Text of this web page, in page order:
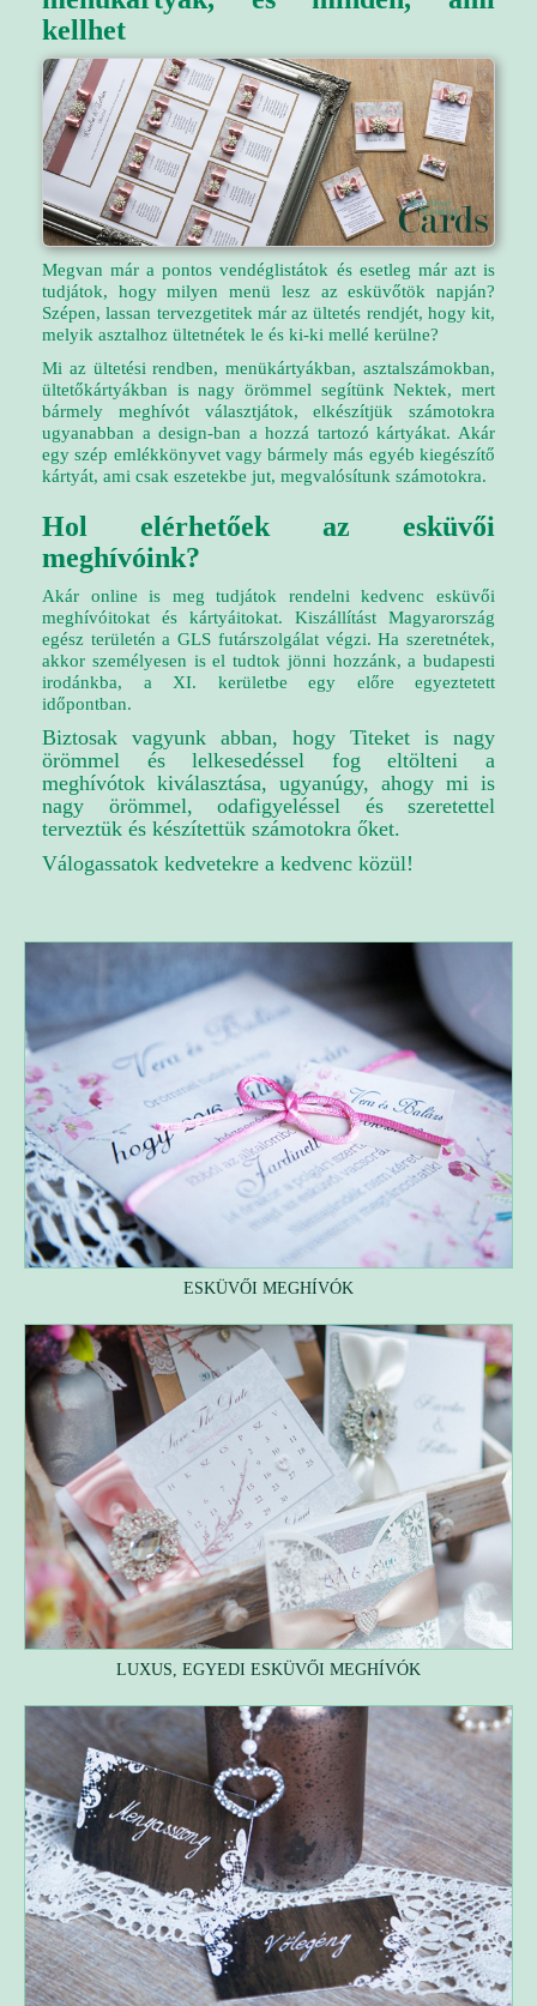
kellhet
Megvan már a pontos vendéglistátok és esetleg már azt is
tudjátok, hogy milyen menü lesz az esküvőtök napján?
Szépen, lassan tervezgetitek már az ültetés rendjét, hogy kit,
melyik asztalhoz ültetnétek le és ki-ki mellé kerülne?
Mi az ültetési rendben, menükártyákban, asztalszámokban,
ültetőkártyákban is nagy örömmel segítünk Nektek, mert
bármely meghívót választjátok, elkészítjük számotokra
ugyanabban a design-ban a hozzá tartozó kártyákat. Akár
egy szép emlékkönyvet vagy bármely más egyéb kiegészítő
kártyát, ami csak eszetekbe jut, megvalósítunk számotokra.
Hol elérhetőek az esküvői
meghívóink?
Akár online is meg tudjátok rendelni kedvenc esküvői
meghívóitokat és kártyáitokat. Kiszállítást Magyarország
egész területén a GLS futárszolgálat végzi. Ha szeretnétek,
akkor személyesen is el tudtok jönni hozzánk, a budapesti
irodánkba, a XI. kerületbe egy előre egyeztetett
időpontban.
Biztosak vagyunk abban, hogy Titeket is nagy
örömmel és lelkesedéssel fog eltölteni a
meghívótok kiválasztása, ugyanúgy, ahogy mi is
nagy örömmel, odafigyeléssel és szeretettel
terveztük és készítettük számotokra őket.
Válogassatok kedvetekre a kedvenc közül!
ESKÜVŐI MEGHÍVÓK
LUXUS, EGYEDI ESKÜVŐI MEGHÍVÓK